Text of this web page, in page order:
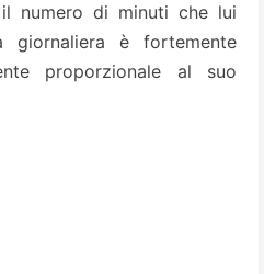
il numero di minuti che lui
è fortemente
proporzionale al suo